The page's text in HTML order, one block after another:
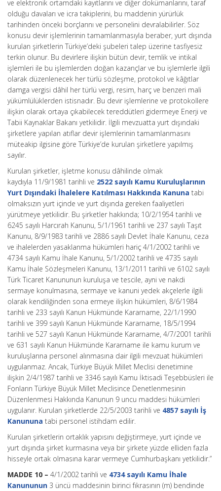
ve elektronik ortamdaki kayıtlarını ve diğer dokümanlarını, taraf
olduğu davaları ve icra takiplerini, bu maddenin yürürlük
tarihinden önceki borçlarını ve personelini devralabilirler. Söz
konusu devir işlemlerinin tamamlanmasıyla beraber, yurt dışında
kurulan şirketlerin Türkiye’deki şubeleri talep üzerine tasfiyesiz
terkin olunur. Bu devirlere ilişkin bütün devir, temlik ve intikal
işlemleri ile bu işlemlerden doğan kazançlar ve bu işlemlerle ilgili
olarak düzenlenecek her türlü sözleşme, protokol ve kâğıtlar
damga vergisi dâhil her türlü vergi, resim, harç ve benzeri mali
yükümlülüklerden istisnadır. Bu devir işlemlerine ve protokollere
ilişkin olarak ortaya çıkabilecek tereddütleri gidermeye Enerji ve
Tabii Kaynaklar Bakanı yetkilidir. İlgili mevzuatta yurt dışındaki
şirketlere yapılan atıflar devir işlemlerinin tamamlanmasını
müteakip ilgisine göre Türkiye’de kurulan şirketlere yapılmış
sayılır.
Kurulan şirketler, işletme konusu dâhilinde olmak
kaydıyla 11/9/1981 tarihli ve 2522 sayılı Kamu Kuruluşlarının
Yurt Dışındaki İhalelere Katılması Hakkında Kanuna tabi
olmaksızın yurt içinde ve yurt dışında gereken faaliyetleri
yürütmeye yetkilidir. Bu şirketler hakkında; 10/2/1954 tarihli ve
6245 sayılı Harcırah Kanunu, 5/1/1961 tarihli ve 237 sayılı Taşıt
Kanunu, 8/9/1983 tarihli ve 2886 sayılı Devlet İhale Kanunu, ceza
ve ihalelerden yasaklanma hükümleri hariç 4/1/2002 tarihli ve
4734 sayılı Kamu İhale Kanunu, 5/1/2002 tarihli ve 4735 sayılı
Kamu İhale Sözleşmeleri Kanunu, 13/1/2011 tarihli ve 6102 sayılı
Türk Ticaret Kanununun kuruluşa ve tescile, ayni ve nakdi
sermaye konulmasına, sermaye ve kanuni yedek akçelerle ilgili
olarak kendiliğinden sona ermeye ilişkin hükümleri, 8/6/1984
tarihli ve 233 sayılı Kanun Hükmünde Kararname, 22/1/1990
tarihli ve 399 sayılı Kanun Hükmünde Kararname, 18/5/1994
tarihli ve 527 sayılı Kanun Hükmünde Kararname, 4/7/2001 tarihli
ve 631 sayılı Kanun Hükmünde Kararname ile kamu kurum ve
kuruluşlarına personel alınmasına dair ilgili mevzuat hükümleri
uygulanmaz. Ancak, Türkiye Büyük Millet Meclisi denetimine
ilişkin 2/4/1987 tarihli ve 3346 sayılı Kamu İktisadi Teşebbüsleri ile
Fonların Türkiye Büyük Millet Meclisince Denetlenmesinin
Düzenlenmesi Hakkında Kanunun 9 uncu maddesi hükümleri
uygulanır. Kurulan şirketlerde 22/5/2003 tarihli ve 4857 sayılı İş
Kanununa tabi personel istihdam edilir.
Kurulan şirketlerin ortaklık yapısını değiştirmeye, yurt içinde ve
yurt dışında şirket kurmasına veya bir şirkete yüzde elliden fazla
hisseyle ortak olmasına karar vermeye Cumhurbaşkanı yetkilidir.”
MADDE 10 – 4/1/2002 tarihli ve 4734 sayılı Kamu İhale
Kanununun 3 üncü maddesinin birinci fıkrasının (m) bendinde